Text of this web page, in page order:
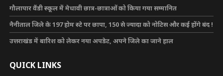
गौलापार वैंडी स्कूल में मेधावी छात्र-छात्राओं को किया गया सम्मानित
नैनीताल जिले के 197 होम स्टे पर छापा, 150 से ज्यादा को नोटिस और कई होंगे बंद !
उत्तराखंड में बारिश को लेकर नया अपडेट, अपने जिले का जाने हाल
QUICK LINKS